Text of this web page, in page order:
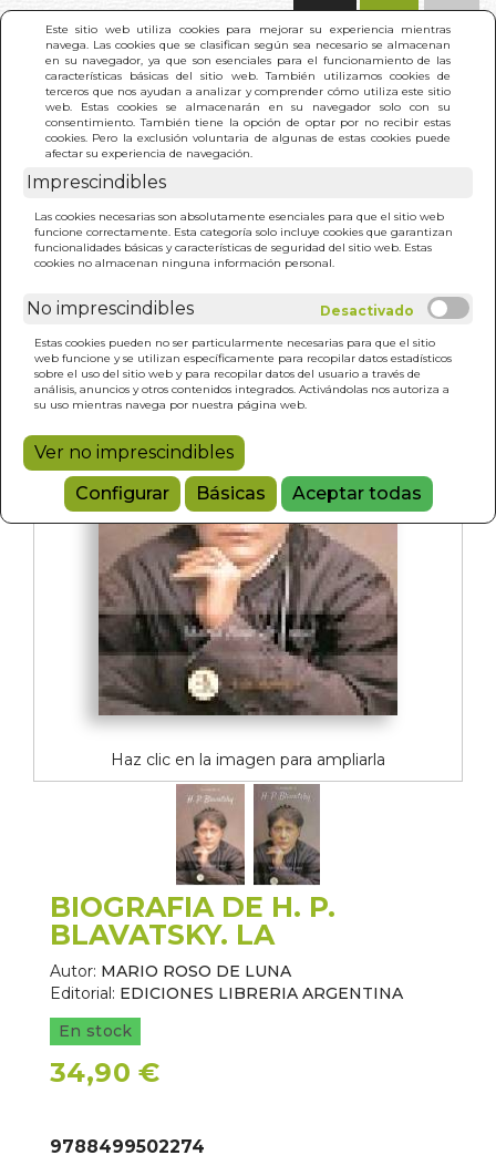
Este sitio web utiliza cookies para mejorar su experiencia mientras
navega. Las cookies que se clasifican según sea necesario se almacenan
en su navegador, ya que son esenciales para el funcionamiento de las
características básicas del sitio web. También utilizamos cookies de
terceros que nos ayudan a analizar y comprender cómo utiliza este sitio
web. Estas cookies se almacenarán en su navegador solo con su
consentimiento. También tiene la opción de optar por no recibir estas
cookies. Pero la exclusión voluntaria de algunas de estas cookies puede
afectar su experiencia de navegación.
Imprescindibles
Las cookies necesarias son absolutamente esenciales para que el sitio web
funcione correctamente. Esta categoría solo incluye cookies que garantizan
funcionalidades básicas y características de seguridad del sitio web. Estas
cookies no almacenan ninguna información personal.
No imprescindibles
Estas cookies pueden no ser particularmente necesarias para que el sitio
web funcione y se utilizan específicamente para recopilar datos estadísticos
sobre el uso del sitio web y para recopilar datos del usuario a través de
análisis, anuncios y otros contenidos integrados. Activándolas nos autoriza a
su uso mientras navega por nuestra página web.
Ver no imprescindibles
Configurar
Básicas Aceptar todas
INICIO >
Haz clic en la imagen para ampliarla
BIOGRAFIA DE H. P.
BLAVATSKY. LA
Autor: MARIO ROSO DE LUNA
Editorial: EDICIONES LIBRERIA ARGENTINA
En stock
34,90 €
9788499502274